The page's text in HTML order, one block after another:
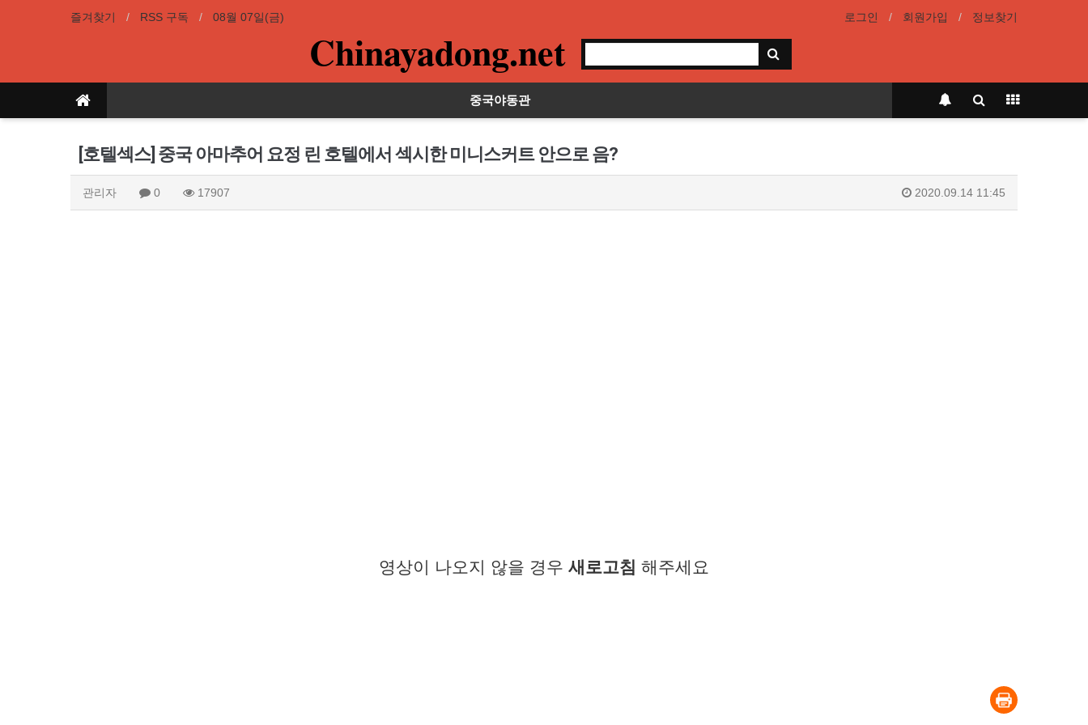
즐겨찾기 RSS 구독 08월 07일(금) 로그인 회원가입 정보찾기
Chinayadong.net
중국야동관
[호텔섹스] 중국 아마추어 요정 린 호텔에서 섹시한 미니스커트 안으로 음?
관리자 0 17907 2020.09.14 11:45
영상이 나오지 않을 경우 새로고침 해주세요